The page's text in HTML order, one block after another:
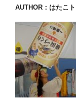
AUTHOR：はたこ